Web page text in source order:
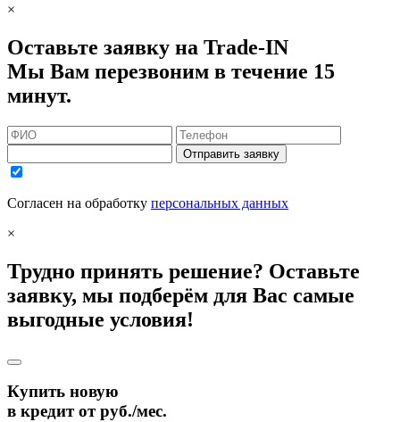
×
Оставьте заявку на Trade-IN
Мы Вам перезвоним в течение 15
минут.
Отправить заявку
Согласен на обработку персональных данных
×
Трудно принять решение? Оставьте
заявку, мы подберём для Вас самые
выгодные условия!
Купить новую
в кредит отруб./мес.